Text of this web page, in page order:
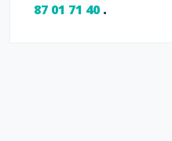
87 01 71 40.